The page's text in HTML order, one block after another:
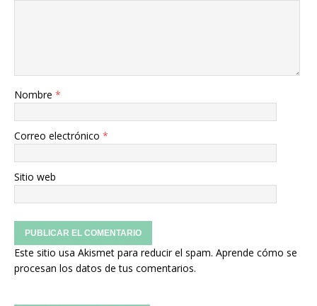
Nombre *
Correo electrónico *
Sitio web
Este sitio usa Akismet para reducir el spam. Aprende cómo se
procesan los datos de tus comentarios.